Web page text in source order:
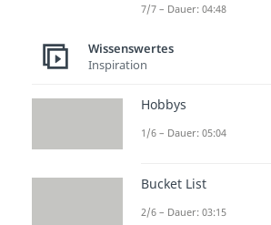
Smalltalk
Wege stehen! Du
Tischmanieren-
noch nicht so
7/7 – Dauer: 04:48
Wissenswertes
Inspiration
Hobbys
1/6 – Dauer: 05:04
Bucket List
2/6 – Dauer: 03:15